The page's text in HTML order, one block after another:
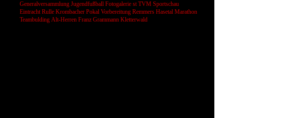
Generalversammlung Jugendfußball Fotogalerie st TVM Sportschau
Eintracht Rulle Krombacher Pokal Vorbereitung Remmers Hasetal Marathon
Teambulding Alt-Herren Franz Grammann Kletterwald